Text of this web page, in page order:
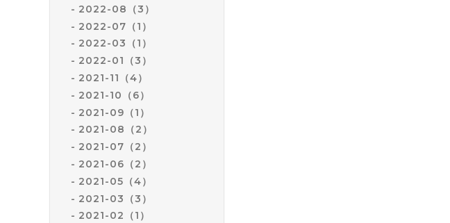
2022-08（3）
2022-07（1）
2022-03（1）
2022-01（3）
2021-11（4）
2021-10（6）
2021-09（1）
2021-08（2）
2021-07（2）
2021-06（2）
2021-05（4）
2021-03（3）
2021-02（1）